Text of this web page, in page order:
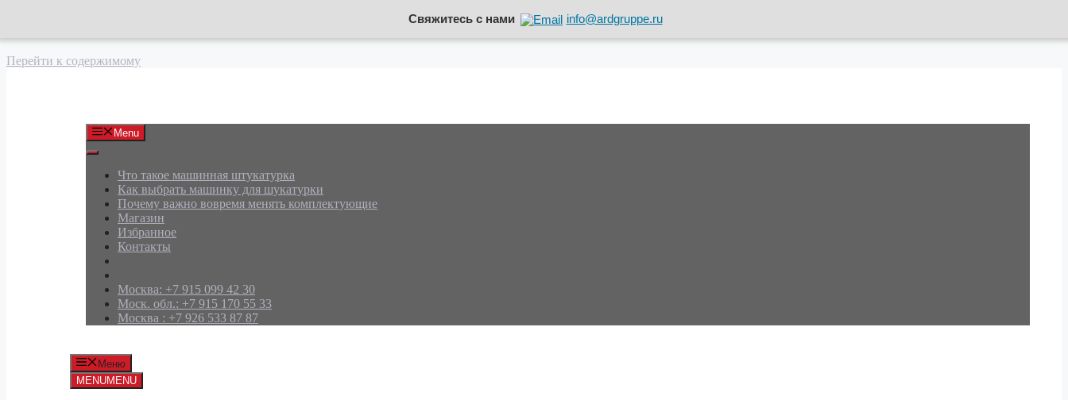
Свяжитесь с нами info@ardgruppe.ru
Перейти к содержимому
Menu
Что такое машинная штукатурка
Как выбрать машинку для шукатурки
Почему важно вовремя менять комплектующие
Магазин
Избранное
Контакты
Москва: +7 915 099 42 30
Моск. обл.: +7 915 170 55 33
Москва : +7 926 533 87 87
Меню
MENUMENU